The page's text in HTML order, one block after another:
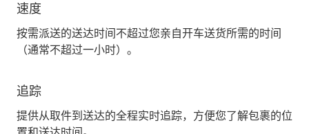
速度
按需派送的送达时间不超过您亲自开车送货所需的时间
（通常不超过一小时）。
追踪
提供从取件到送达的全程实时追踪，方便您了解包裹的位